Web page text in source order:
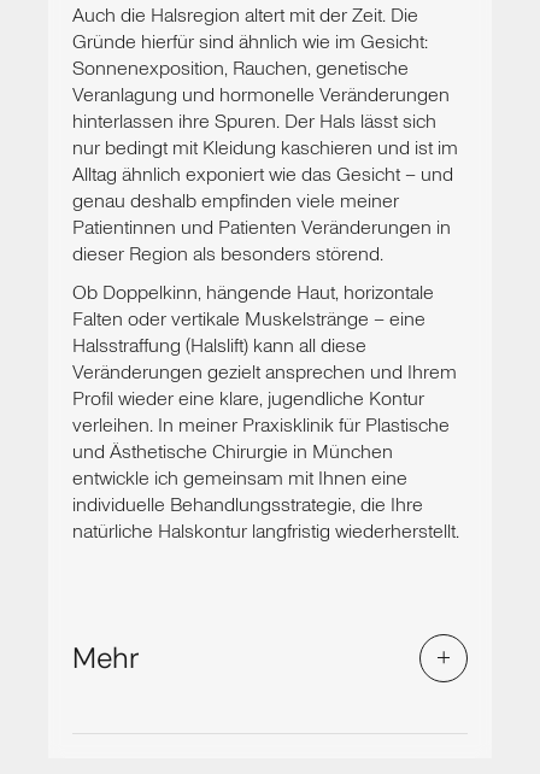
Auch die Halsregion altert mit der Zeit. Die
Gründe hierfür sind ähnlich wie im Gesicht:
Sonnenexposition, Rauchen, genetische
Veranlagung und hormonelle Veränderungen
hinterlassen ihre Spuren. Der Hals lässt sich
nur bedingt mit Kleidung kaschieren und ist im
Alltag ähnlich exponiert wie das Gesicht – und
genau deshalb empfinden viele meiner
Patientinnen und Patienten Veränderungen in
dieser Region als besonders störend.
Ob Doppelkinn, hängende Haut, horizontale
Falten oder vertikale Muskelstränge – eine
Halsstraffung (Halslift) kann all diese
Veränderungen gezielt ansprechen und Ihrem
Profil wieder eine klare, jugendliche Kontur
verleihen. In meiner Praxisklinik für Plastische
und Ästhetische Chirurgie in München
entwickle ich gemeinsam mit Ihnen eine
individuelle Behandlungsstrategie, die Ihre
natürliche Halskontur langfristig wiederherstellt.
Mehr